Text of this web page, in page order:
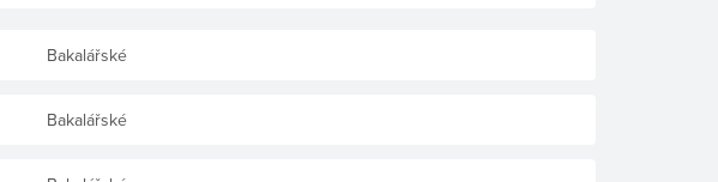
Bakalářské
Bakalářské